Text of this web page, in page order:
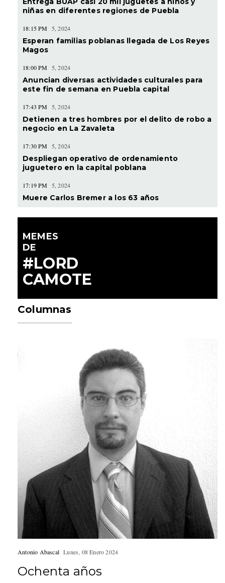
niñas en diferentes regiones de Puebla
18:15 PM 5, 2024
Esperan familias poblanas llegada de Los Reyes
Magos
18:00 PM 5, 2024
Anuncian diversas actividades culturales para
este fin de semana en Puebla capital
17:43 PM 5, 2024
Detienen a tres hombres por el delito de robo a
negocio en La Zavaleta
17:30 PM 5, 2024
Despliegan operativo de ordenamiento
juguetero en la capital poblana
17:19 PM 5, 2024
Muere Carlos Bremer a los 63 años
MEMES
DE
#LORD
CAMOTE
Columnas
Antonio Abascal Lunes, 08 Enero 2024
Ochenta años